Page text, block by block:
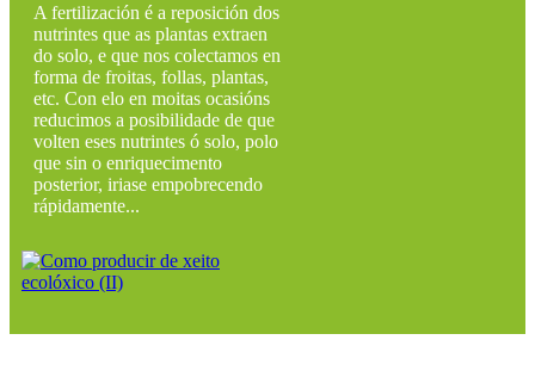
A fertilización é a reposición dos
nutrintes que as plantas extraen
do solo, e que nos colectamos en
forma de froitas, follas, plantas,
etc. Con elo en moitas ocasións
reducimos a posibilidade de que
volten eses nutrintes ó solo, polo
que sin o enriquecimento
posterior, iriase empobrecendo
rápidamente...